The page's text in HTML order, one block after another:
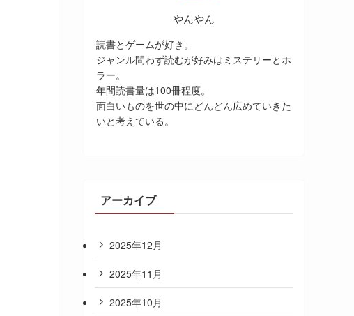
やんやん
読書とゲームが好き。
ジャンル問わず読むが好みはミステリーとホ
ラー。
年間読書量は100冊程度。
面白いものを世の中にどんどん広めていきた
いと考えている。
アーカイブ
2025年12月
2025年11月
2025年10月